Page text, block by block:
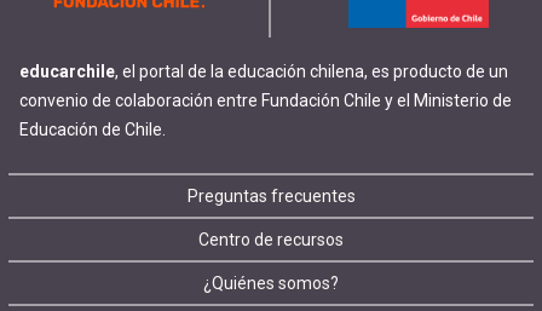
educarchile, el portal de la educación chilena, es producto de un
convenio de colaboración entre Fundación Chile y el Ministerio de
Educación de Chile.
Footer
menu
Preguntas frecuentes
Centro de recursos
¿Quiénes somos?